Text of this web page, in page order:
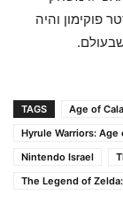
פוקימון והיה
TAGS Age of
Hyrule Warriors: Age
Nintendo Israel
The Legend of